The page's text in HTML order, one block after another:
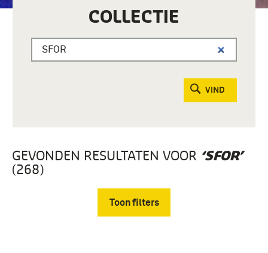
COLLECTIE
VIND
GEVONDEN RESULTATEN VOOR ‘SFOR’
(268)
Toon filters